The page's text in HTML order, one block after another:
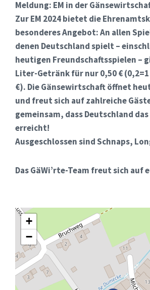
Meldung: EM in der
Zur EM 2024 bietet die
besonderes Angebot: An allen
denen Deutschland spielt –
heutigen Freundschaftsspielen –
Liter-Getränk für nur 0,50 € (0,2=1
€). Die Gänsewirtschaft öffnet
und freut sich auf zahlreiche
gemeinsam, dass Deutschland
erreicht!
Ausgeschlossen sind Schnaps,
Das GäWi’rte-Team freut sich auf
+
−